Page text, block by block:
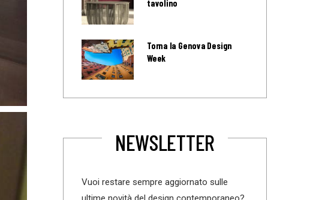
tavolino
Torna la Genova Design
Week
NEWSLETTER
Vuoi restare sempre aggiornato sulle